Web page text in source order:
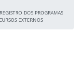
DOS PROGRAMAS
EXTERNOS